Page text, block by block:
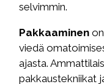
selvimmin.
Pakkaaminen
viedä
ajasta.
pakkaustekniikat